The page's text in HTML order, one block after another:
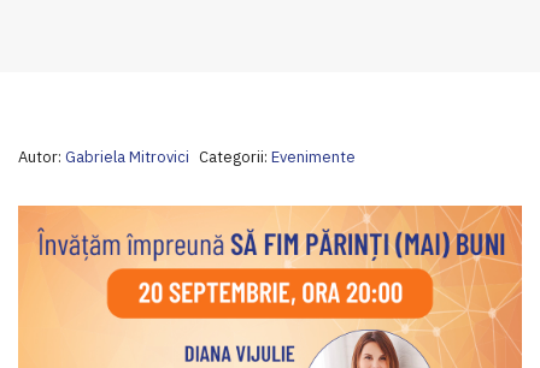
Autor: Gabriela Mitrovici Categorii: Evenimente